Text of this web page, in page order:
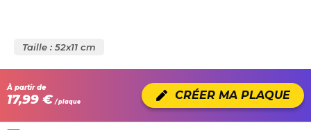
Taille : 52x11 cm
À partir de
17,99 € / plaque CRÉER MA PLAQUE